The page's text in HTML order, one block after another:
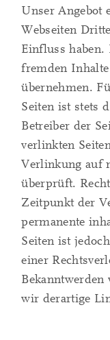
Unser Angebot
Webseiten
Einfluss
fremden
übernehmen.
Seiten ist stets
Betreiber der
verlinkten
Verlinkung auf
überprüft.
Zeitpunkt der
permanente
Seiten ist
einer
Bekanntwerden
wir derartige